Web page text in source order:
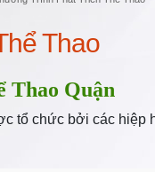
Thao
Thao Quận
tổ chức bởi các